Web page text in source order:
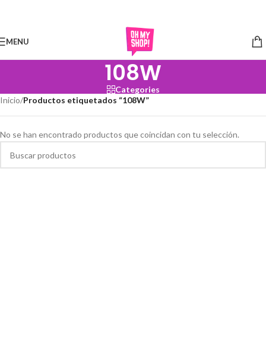
MENU
108W
Categories
Inicio/Productos etiquetados “108W”
No se han encontrado productos que coincidan con tu selección.